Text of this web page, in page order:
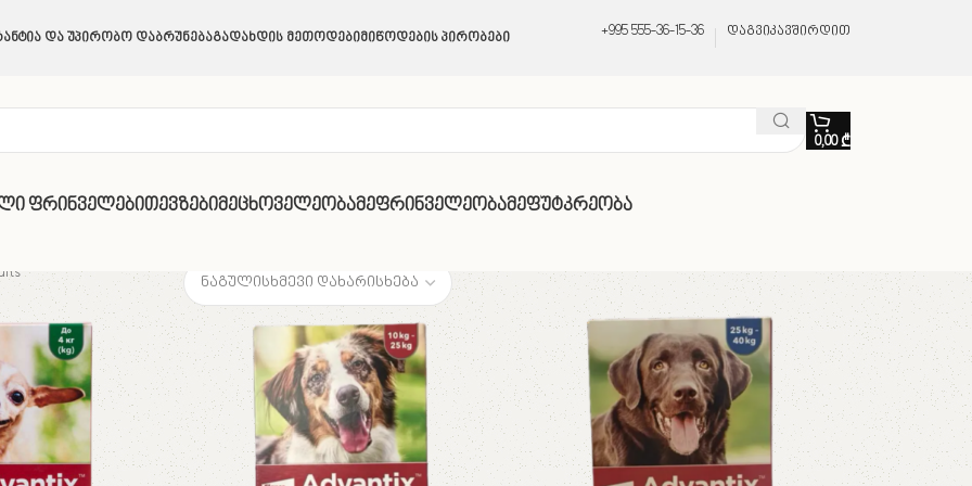
Და Უპირობო ᲓაბრუნებაᲒადახდის ᲛეთოდებიᲛიწოდების Პირობები +995 555-36-15-36 დაგვიკავშირდით
0,00₾
ᲤრინველებიᲗევზებიᲛეცხოველეობაᲛეფრინველეობაᲛეფუტკრეობა